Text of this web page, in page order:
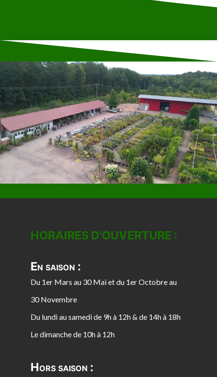
HORAIRES D'OUVERTURE :
En saison :
Du 1er Mars au 30 Mai et du 1er Octobre au
30 Novembre
Du lundi au samedi de 9h à 12h & de 14h à 18h
Le dimanche de 10h à 12h
Hors saison :